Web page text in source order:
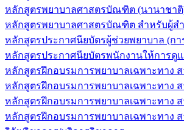
หลักสูตรพยาบาลศาสตรบัณฑิต (นานาชา
หลักสูตรพยาบาลศาสตรบัณฑิต สำหรับผู้ส
หลักสูตรประกาศนียบัตรผู้ช่วยพยาบาล (กา
หลักสูตรประกาศนียบัตรพนักงานให้การดูแ
หลักสูตรฝึกอบรมการพยาบาลเฉพาะทาง
หลักสูตรฝึกอบรมการพยาบาลเฉพาะทาง
หลักสูตรฝึกอบรมการพยาบาลเฉพาะทาง
หลักสูตรฝึกอบรมการพยาบาลเฉพาะทาง